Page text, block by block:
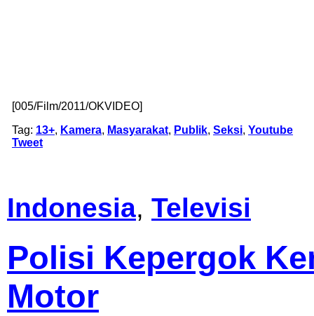
[005/Film/2011/OKVIDEO]
Tag: 13+, Kamera, Masyarakat, Publik, Seksi, Youtube
Tweet
Indonesia, Televisi
Polisi Kepergok
Motor